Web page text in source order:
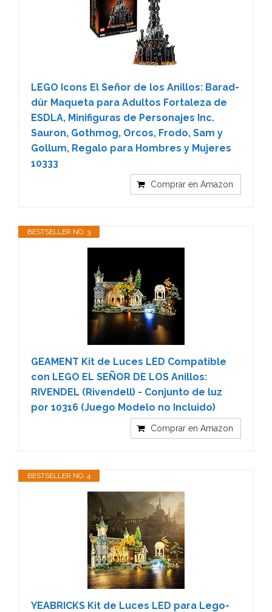
LEGO Icons El Señor de los Anillos: Barad-
dûr Maqueta para Adultos Fortaleza de
ESDLA, Minifiguras de Personajes Inc.
Sauron, Gothmog, Orcos, Frodo, Sam y
Gollum, Regalo para Hombres y Mujeres
10333
Comprar en Amazon
BESTSELLER NO. 3
GEAMENT Kit de Luces LED Compatible
con LEGO EL SEÑOR DE LOS Anillos:
RIVENDEL (Rivendell) - Conjunto de luz
por 10316 (Juego Modelo no Incluido)
Comprar en Amazon
BESTSELLER NO. 4
YEABRICKS Kit de Luces LED para Lego-